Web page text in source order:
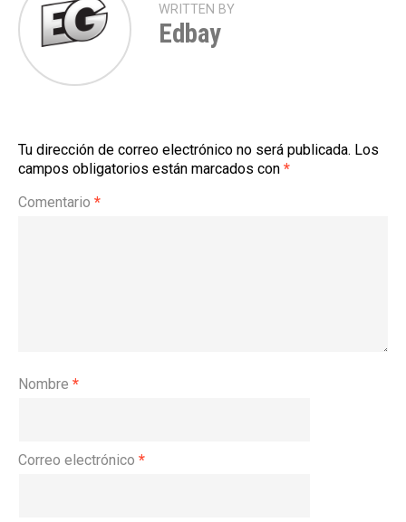
WRITTEN BY
Edbay
Tu dirección de correo electrónico no será publicada. Los
campos obligatorios están marcados con *
Comentario *
Nombre *
Correo electrónico *